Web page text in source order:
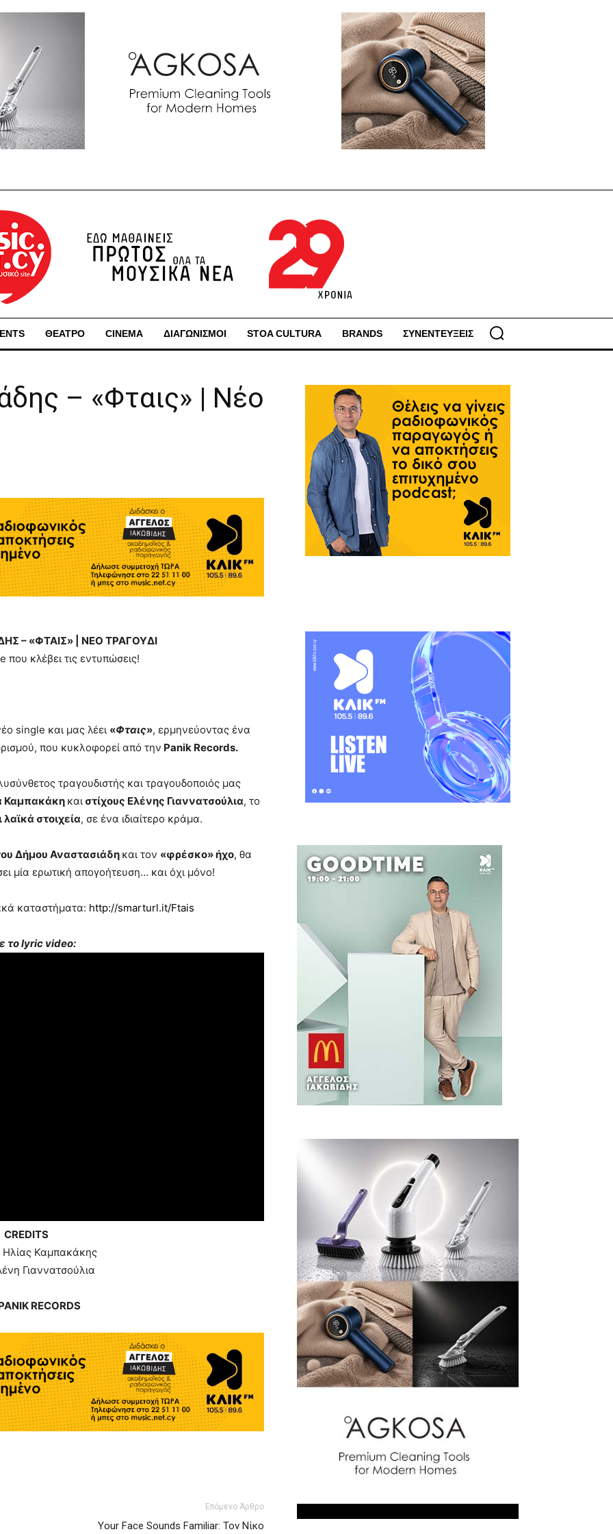
ΘΕΑΤΡΟ CINEMA ΔΙΑΓΩΝΙΣΜΟΙ STOA CULTURA BRANDS ΣΥΝΕΝΤΕΥΞΕΙΣ
– «Φταις» | Νέο
– «ΦΤΑΙΣ» | ΝΕΟ ΤΡΑΓΟΥΔΙ
κλέβει τις εντυπώσεις!
single και μας λέει «Φταις», ερμηνεύοντας ένα
που κυκλοφορεί από την Panik Records.
τραγουδιστής και τραγουδοποιός μας
Καμπακάκη καιστίχους Ελένης Γιαννατσούλια, το
στοιχεία, σε ένα ιδιαίτερο κράμα.
Δήμου Αναστασιάδη και τον «φρέσκο» ήχο, θα
μία ερωτική απογοήτευση… και όχι μόνο!
καταστήματα: http://smarturl.it/Ftais
το lyric video:
CREDITS
Ηλίας Καμπακάκης
Γιαννατσούλια
RECORDS
Επόμενο Άρθρο
Your Face Sounds Familiar: Τον Νίκο